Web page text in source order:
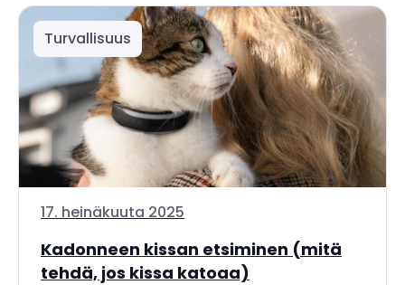
Turvallisuus
17. heinäkuuta 2025
Kadonneen kissan etsiminen (mitä
tehdä, jos kissa katoaa)